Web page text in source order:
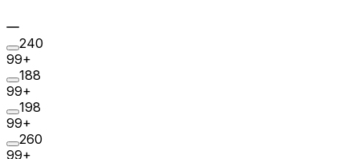
240
99+
188
99+
198
99+
260
99+